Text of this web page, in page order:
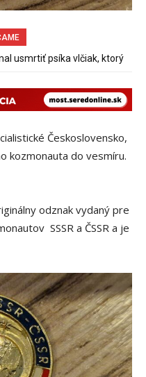
pečivárne v Seredi
Československo,
kozmonauta do vesmíru.
odznak vydaný pre
SSSR a ČSSR a je